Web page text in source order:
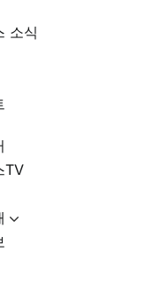
소식
TV